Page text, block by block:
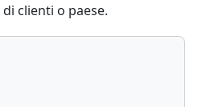
clienti o paese.